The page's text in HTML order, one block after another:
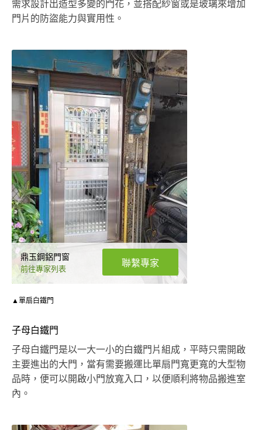
需求設計出造型多變的門花，並搭配紗窗或是玻璃來增加
門片的防盜能力與實用性。
鼎玉鋼鋁門窗
前往專家列表
聯繫專家
▲單扇白鐵門
子母白鐵門
子母白鐵門是以一大一小的白鐵門片組成，平時只需開啟
主要進出的大門，當有需要搬運比單扇門寬更寬的大型物
品時，便可以開啟小門放寬入口，以便順利將物品搬進室
內。